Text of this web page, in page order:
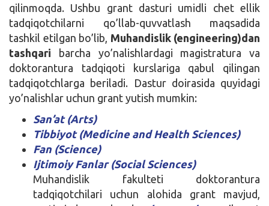
qilinmoqda. Ushbu grant dasturi umidli chet ellik
tadqiqotchilarni qo’llab-quvvatlash maqsadida
tashkil etilgan bo’lib, Muhandislik (engineering)dan
tashqari barcha yo’nalishlardagi magistratura va
doktorantura tadqiqoti kurslariga qabul qilingan
tadqiqotchlarga beriladi. Dastur doirasida quyidagi
yo’nalishlar uchun grant yutish mumkin:
San’at (Arts)
Tibbiyot (Medicine and Health Sciences)
Fan (Science)
Ijtimoiy Fanlar (Social Sciences)
Muhandislik fakulteti doktorantura
tadqiqotchilari uchun alohida grant mavjud,